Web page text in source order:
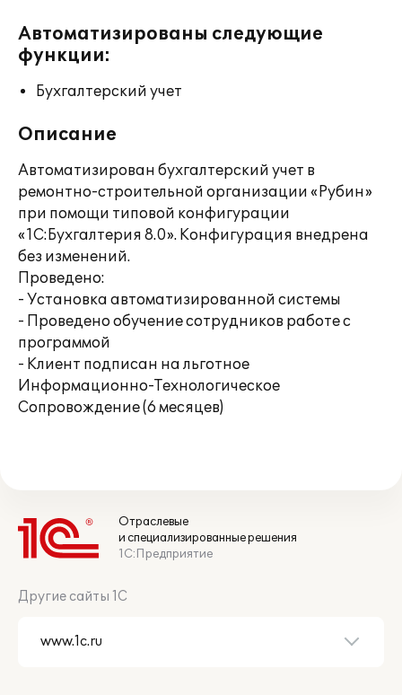
Автоматизированы следующие
функции:
Бухгалтерский учет
Описание
Автоматизирован бухгалтерский учет в
ремонтно-строительной организации «Рубин»
при помощи типовой конфигурации
«1С:Бухгалтерия 8.0». Конфигурация внедрена
без изменений.
Проведено:
- Установка автоматизированной системы
- Проведено обучение сотрудников работе с
программой
- Клиент подписан на льготное
Информационно-Технологическое
Сопровождение (6 месяцев)
Отраслевые
и специализированные решения
1С:Предприятие
Другие сайты 1С